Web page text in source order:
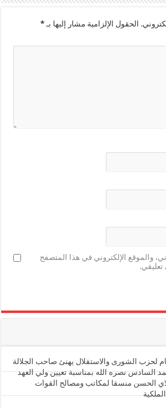
الحقول الإلزامية مشار إليها بـ*
والموقع الإلكتروني في هذا المتصفح
تعليقي.
لحزب الشورى والاستقلال يهنئ صاحب الجلالة
السادس نصره الله بمناسبة تعيين ولي العهد
الحسن منسقا لمكاتب ومصالح القوات